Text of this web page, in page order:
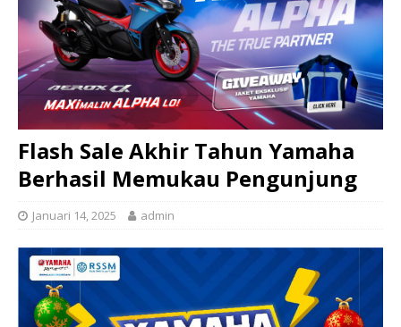
Flash Sale Akhir Tahun Yamaha
Berhasil Memukau Pengunjung
Januari 14, 2025 admin